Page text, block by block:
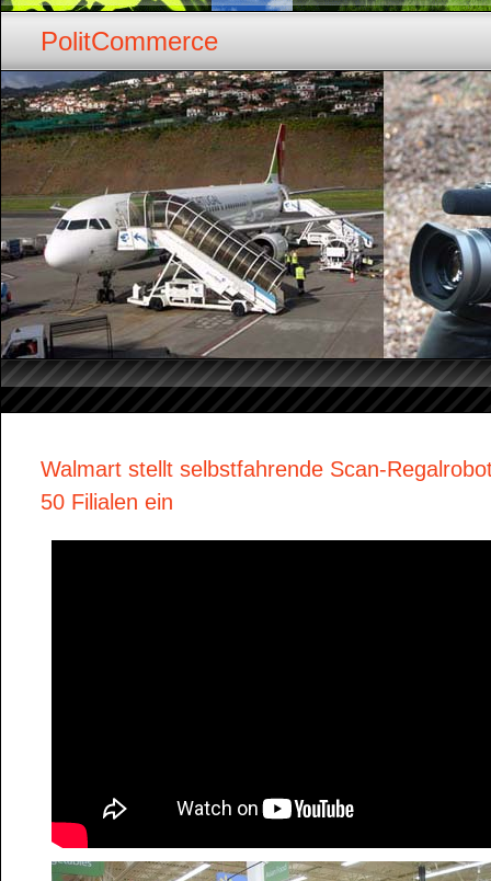
PolitCommerce
Walmart stellt selbstfahrende Scan-
50 Filialen ein